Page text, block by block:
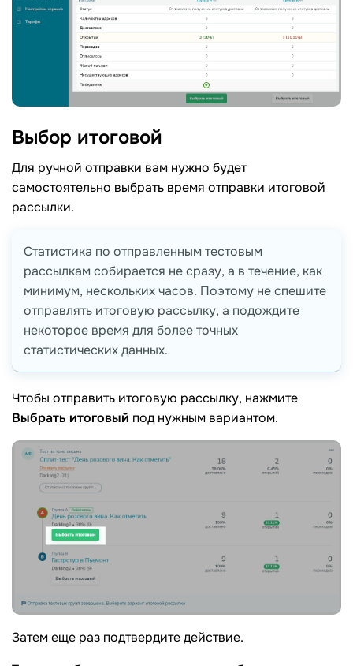
Выбор итоговой
Для ручной отправки вам нужно будет
самостоятельно выбрать время отправки итоговой
рассылки.
Cтатистика по отправленным тестовым
рассылкам собирается не сразу, а в течение, как
минимум, нескольких часов. Поэтому не спешите
отправлять итоговую рассылку, а подождите
некоторое время для более точных
статистических данных.
Чтобы отправить итоговую рассылку, нажмите
Выбрать итоговый под нужным вариантом.
Затем еще раз подтвердите действие.